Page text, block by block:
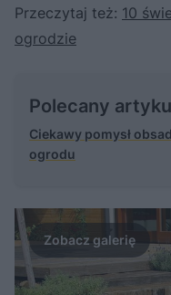
Przeczytaj też: 10
ogrodzie
Polecany
Ciekawy pomysł
ogrodu